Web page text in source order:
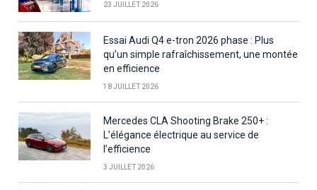
23 JUILLET 2026
Essai Audi Q4 e-tron 2026 phase : Plus
qu’un simple rafraîchissement, une montée
en efficience
18 JUILLET 2026
Mercedes CLA Shooting Brake 250+ :
L’élégance électrique au service de
l’efficience
3 JUILLET 2026